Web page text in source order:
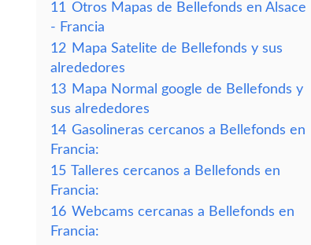
11 Otros Mapas de Bellefonds en Alsace
- Francia
12 Mapa Satelite de Bellefonds y sus
alrededores
13 Mapa Normal google de Bellefonds y
sus alrededores
14 Gasolineras cercanos a Bellefonds en
Francia:
15 Talleres cercanos a Bellefonds en
Francia:
16 Webcams cercanas a Bellefonds en
Francia: